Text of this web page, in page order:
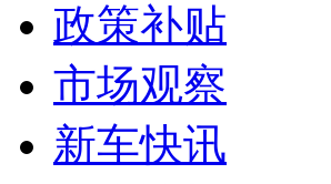
政策补贴
市场观察
新车快讯